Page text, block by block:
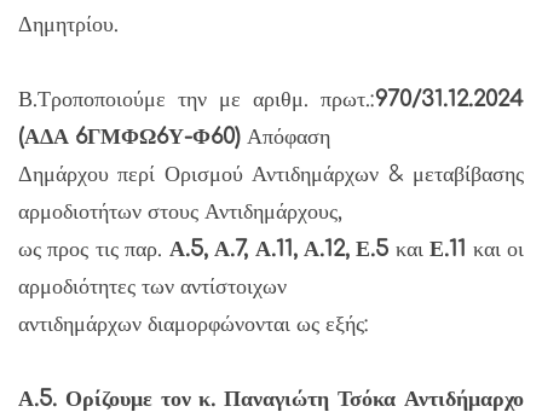
Δημητρίου.
Β.Τροποποιούμε την με αριθμ. πρωτ.:970/31.12.2024
(ΑΔΑ 6ΓΜΦΩ6Υ-Φ60) Απόφαση
Δημάρχου περί Ορισμού Αντιδημάρχων & μεταβίβασης
αρμοδιοτήτων στους Αντιδημάρχους,
ως προς τις παρ. Α.5, Α.7, Α.11, Α.12, Ε.5 καιΕ.11 και οι
αρμοδιότητες των αντίστοιχων
αντιδημάρχων διαμορφώνονται ως εξής:
Α.5. Ορίζουμε τον κ. Παναγιώτη Τσόκα Αντιδήμαρχο